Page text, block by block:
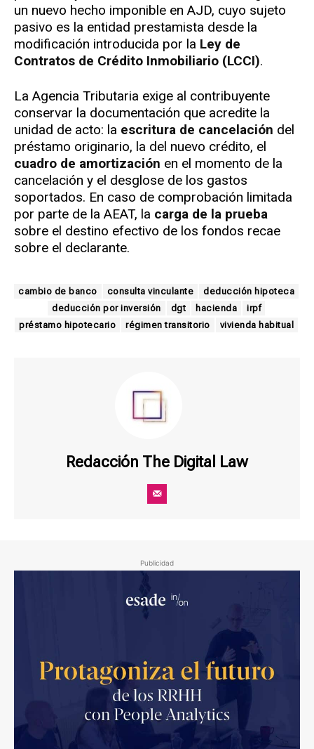
un nuevo hecho imponible en AJD, cuyo sujeto
pasivo es la entidad prestamista desde la
modificación introducida por la Ley de
Contratos de Crédito Inmobiliario (LCCI).
La Agencia Tributaria exige al contribuyente
conservar la documentación que acredite la
unidad de acto: la escritura de cancelación del
préstamo originario, la del nuevo crédito, el
cuadro de amortización en el momento de la
cancelación y el desglose de los gastos
soportados. En caso de comprobación limitada
por parte de la AEAT, la carga de la prueba
sobre el destino efectivo de los fondos recae
sobre el declarante.
cambio de banco consulta vinculante
deducción hipoteca
deducción por inversión
dgt hacienda
irpf
préstamo hipotecario
régimen transitorio vivienda habitual
Redacción The Digital Law
Publicidad